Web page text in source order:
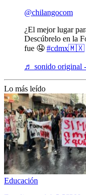
@chilangocom
¿El mejor lugar
Descúbrelo en la
fue 🤤 #cdmx🇲🇽
♬ sonido original
Lo más leído
Educación